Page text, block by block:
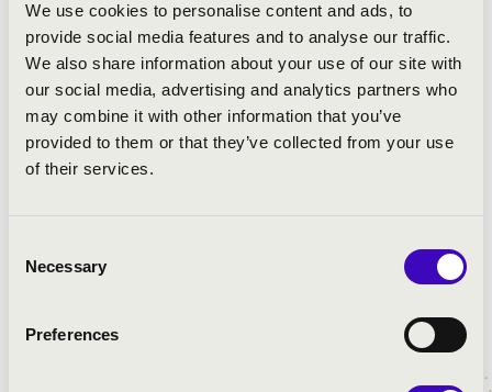
We use cookies to personalise content and ads, to
provide social media features and to analyse our traffic.
We also share information about your use of our site with
our social media, advertising and analytics partners who
may combine it with other information that you’ve
provided to them or that they’ve collected from your use
of their services.
Selection
Necessary
Preferences
Cantemus Domino - Henry Du Mont motettái
Cantemus Domino
O Domine Deus
C-dúr Allemand
Benedic anima mea
Benedicam Dominum
Benedictus